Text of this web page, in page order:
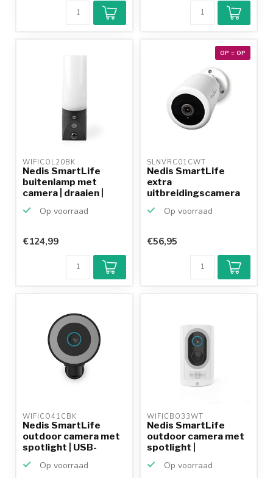
WIFICOL20BK
Nedis SmartLife
buitenlamp met
camera | draaien |
Op voorraad
€124,99
OP = OP
SLNVRC01CWT
Nedis SmartLife
extra
uitbreidingscamera
Op voorraad
€56,95
WIFICO41CBK
Nedis SmartLife
outdoor camera met
spotlight | USB-
Op voorraad
WIFICBO33WT
Nedis SmartLife
outdoor camera met
spotlight |
Op voorraad